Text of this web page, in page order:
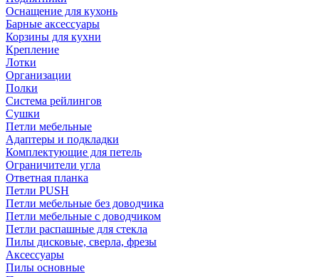
Оснащение для кухонь
Барные аксессуары
Корзины для кухни
Крепление
Лотки
Организации
Полки
Система рейлингов
Сушки
Петли мебельные
Адаптеры и подкладки
Комплектующие для петель
Ограничители угла
Ответная планка
Петли PUSH
Петли мебельные без доводчика
Петли мебельные с доводчиком
Петли распашные для стекла
Пилы дисковые, сверла, фрезы
Аксессуары
Пилы основные